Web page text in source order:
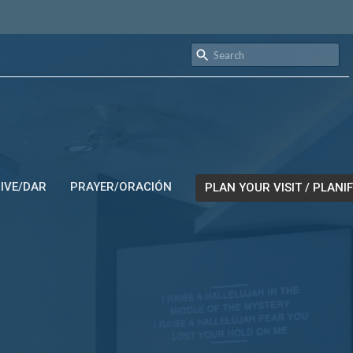
DAR PRAYER/ORACIÓN PLAN YOUR VISIT /